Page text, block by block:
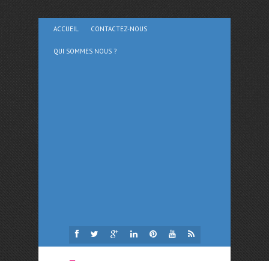
ACCUEIL CONTACTEZ-NOUS
QUI SOMMES NOUS ?